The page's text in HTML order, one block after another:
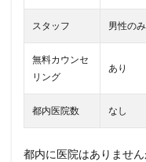
スタッフ 男性のみ
無料カウンセ
リング
あり
都内医院数 なし
都内に医院はありませ